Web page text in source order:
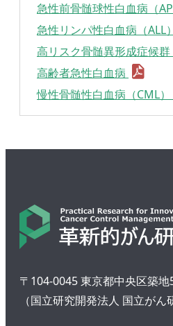
急性前骨髄球性白血病（
急性リンパ性白血病（ALL）
高リスク骨髄異形成症候群
高齢者急性白血病
慢性骨髄性白血病（CML）
〒104-0045 東京都中央区築地
（国立研究開発法人 国立がん